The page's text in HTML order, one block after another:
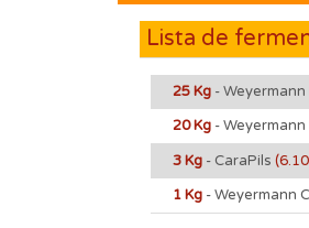
Lista de
25 Kg -
20 Kg -
3 Kg - CaraPils
1 Kg - Weyermann